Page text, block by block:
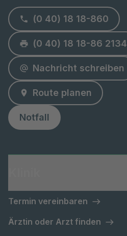
(0 40) 18 18-860
(0 40) 18 18-86 2134
Nachricht schreiben
Route planen
Notfall
Termin vereinbaren
Ärztin oder Arzt finden